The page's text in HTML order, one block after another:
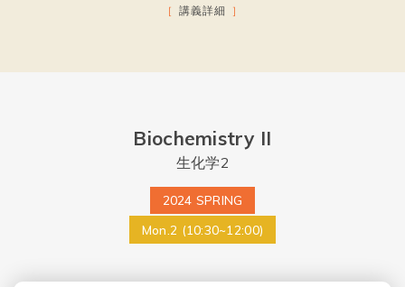
講義詳細
Biochemistry II
生化学2
2024 SPRING
Mon.2 (10:30~12:00)